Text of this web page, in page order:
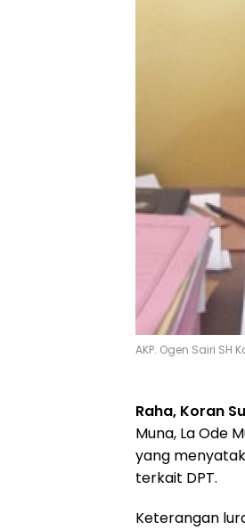
AKP. Ogen Sairi
Raha, Koran
Muna, La Ode
yang
terkait DPT.
Keterangan